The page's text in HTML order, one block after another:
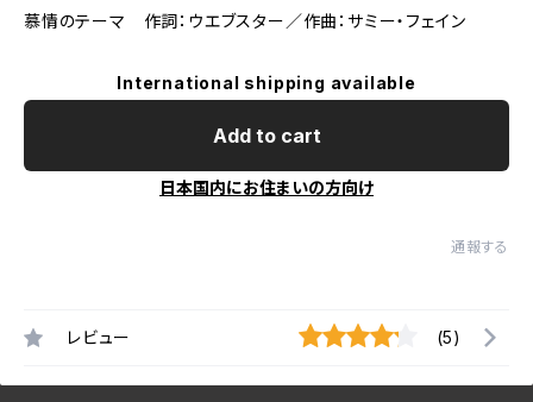
慕情のテーマ 作詞：ウエブスター／作曲：サミー・フェイン
International shipping available
Add to cart
日本国内にお住まいの方向け
通報する
レビュー (5)